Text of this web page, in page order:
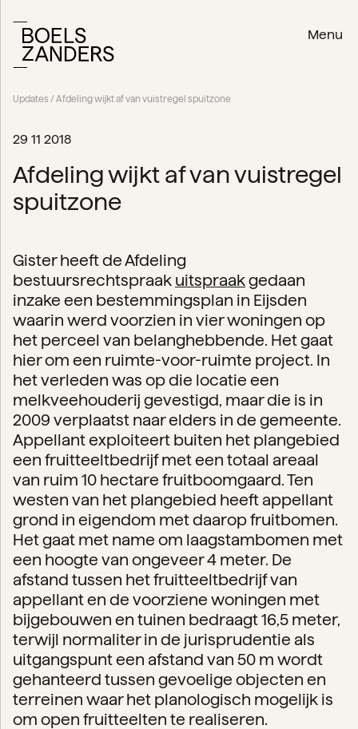
Menu
Updates / Afdeling wijkt af van vuistregel spuitzone
29 11 2018
Afdeling wijkt af van vuistregel
spuitzone
Gister heeft de Afdeling
bestuursrechtspraak uitspraakgedaan
inzake een bestemmingsplan in Eijsden
waarin werd voorzien in vier woningen op
het perceel van belanghebbende. Het gaat
hier om een ruimte-voor-ruimte project. In
het verleden was op die locatie een
melkveehouderij gevestigd, maar die is in
2009 verplaatst naar elders in de gemeente.
Appellant exploiteert buiten het plangebied
een fruitteeltbedrijf met een totaal areaal
van ruim 10 hectare fruitboomgaard. Ten
westen van het plangebied heeft appellant
grond in eigendom met daarop fruitbomen.
Het gaat met name om laagstambomen met
een hoogte van ongeveer 4 meter. De
afstand tussen het fruitteeltbedrijf van
appellant en de voorziene woningen met
bijgebouwen en tuinen bedraagt 16,5 meter,
terwijl normaliter in de jurisprudentie als
uitgangspunt een afstand van 50 m wordt
gehanteerd tussen gevoelige objecten en
terreinen waar het planologisch mogelijk is
om open fruitteelten te realiseren.